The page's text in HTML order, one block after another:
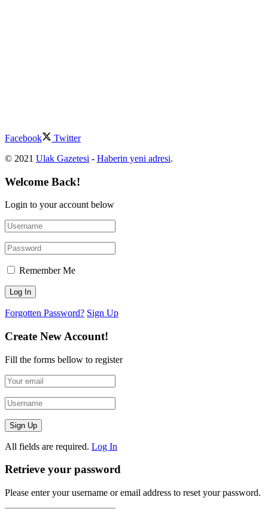
Facebook
Twitter
© 2021 Ulak Gazetesi - Haberin yeni adresi.
Welcome Back!
Login to your account below
Remember Me
Forgotten Password? Sign Up
Create New Account!
Fill the forms bellow to register
All fields are required. Log In
Retrieve your password
Please enter your username or email address to reset your password.